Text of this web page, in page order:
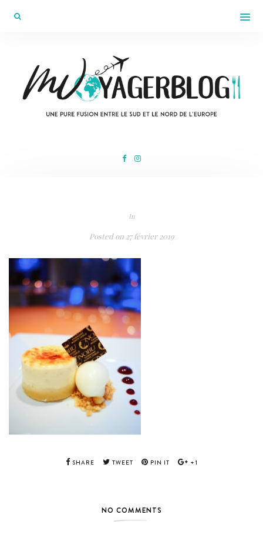
In
Posted on27 février 2019
SHARE TWEET PIN IT +1
NO COMMENTS